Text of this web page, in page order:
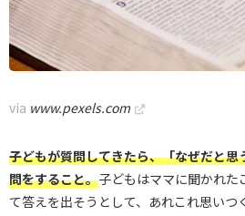
via www.pexels.com
子どもが質問してきたら、「なぜだと思
問をすること。子どもはママに聞かれた
て答えを出そうとして、あれこれ思いつ